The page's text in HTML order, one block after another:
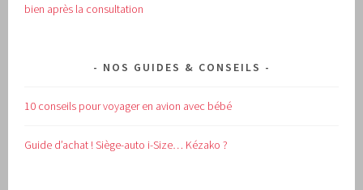
bien après la consultation
NOS GUIDES & CONSEILS
10 conseils pour voyager en avion avec bébé
Guide d’achat !Siège-auto i-Size… Kézako ?